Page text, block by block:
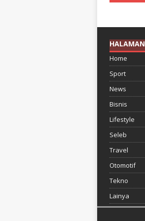
HALAMAN
Home
Sport
News
Bisnis
Lifestyle
Seleb
Travel
Otomotif
Tekno
Lainya